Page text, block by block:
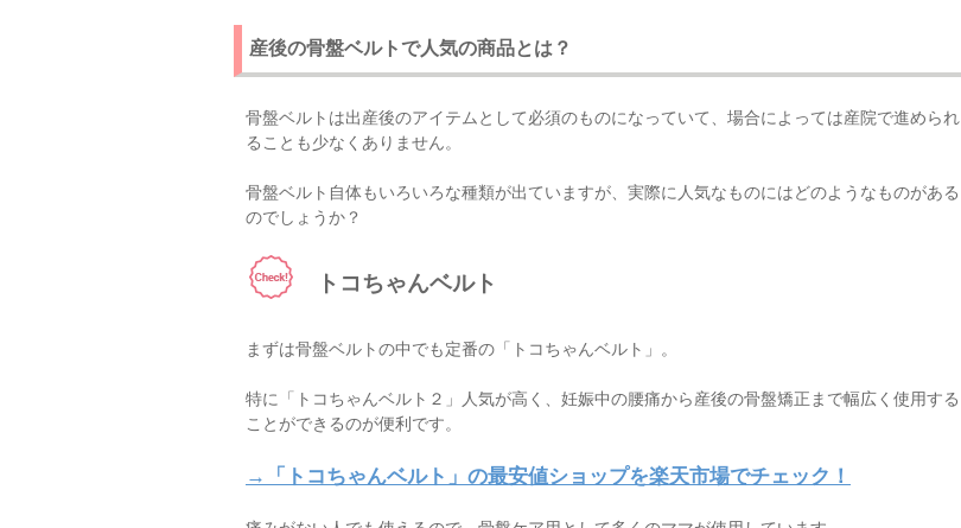
産後の骨盤ベルトで人気の商品とは？
骨盤ベルトは出産後のアイテムとして必須のものになっていて、場合によっては産院で進められ
ることも少なくありません。
骨盤ベルト自体もいろいろな種類が出ていますが、実際に人気なものにはどのようなものがある
のでしょうか？
トコちゃんベルト
まずは骨盤ベルトの中でも定番の「トコちゃんベルト」。
特に「トコちゃんベルト２」人気が高く、妊娠中の腰痛から産後の骨盤矯正まで幅広く使用する
ことができるのが便利です。
→「トコちゃんベルト」の最安値ショップを楽天市場でチェック！